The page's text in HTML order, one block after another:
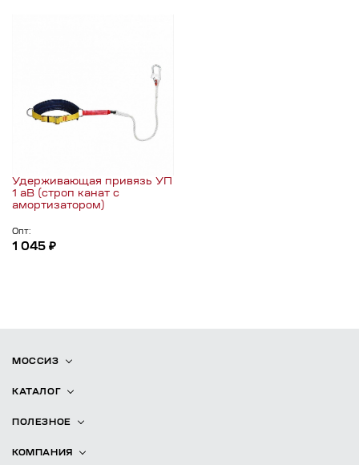
Удерживающая привязь УП
1 аВ (строп канат с
амортизатором)
Опт:
1 045 ₽
МОССИЗ
КАТАЛОГ
ПОЛЕЗНОЕ
КОМПАНИЯ